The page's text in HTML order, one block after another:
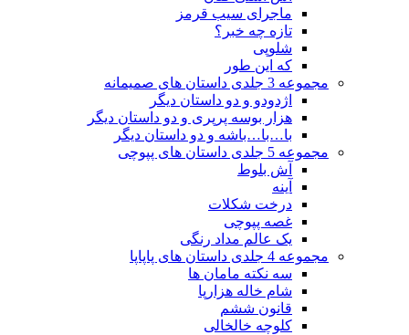
ماجرای سیب قرمز
تازه چه خبر؟
شلوپی
که این طور
مجموعه 3 جلدی داستان های صمیمانه
اژدودو و دو داستان دیگر
هزار بوسه پرپری و دو داستان دیگر
با…با…باشه و دو داستان دیگر
مجموعه 5 جلدی داستان های پپوچی
آش بلوط
آینه
درخت شکلات
غصه پپوچی
یک عالم مداد رنگی
مجموعه 4 جلدی داستان های پاپاپا
سه نکته مامان ها
شام خاله هزارپا
قانون ششم
کلوچه خالخالی